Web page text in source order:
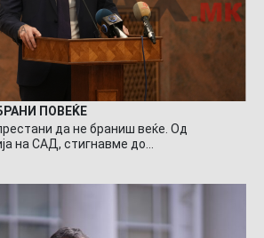
ПОВЕЌЕ
да не браниш веќе. Од
на САД, стигнавме до…